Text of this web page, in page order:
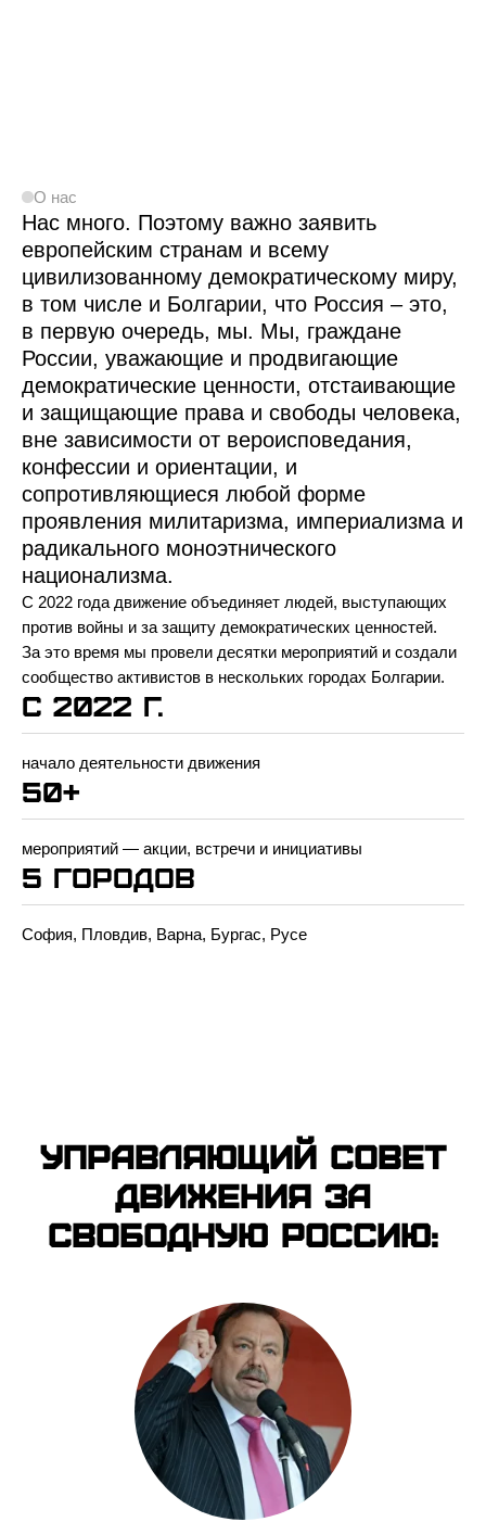
О нас
Нас много. Поэтому важно заявить
европейским странам и всему
цивилизованному демократическому миру,
в том числе и Болгарии, что Россия – это,
в первую очередь, мы. Мы, граждане
России, уважающие и продвигающие
демократические ценности, отстаивающие
и защищающие права и свободы человека,
вне зависимости от вероисповедания,
конфессии и ориентации, и
сопротивляющиеся любой форме
проявления милитаризма, империализма и
радикального моноэтнического
национализма.
С 2022 года движение объединяет людей, выступающих
против войны и за защиту демократических ценностей.
За это время мы провели десятки мероприятий и создали
сообщество активистов в нескольких городах Болгарии.
с 2022 г.
начало деятельности движения
50+
мероприятий — акции, встречи и инициативы
5 городов
София, Пловдив, Варна, Бургас, Русе
Управляющий совет
движения за
свободную Россию: